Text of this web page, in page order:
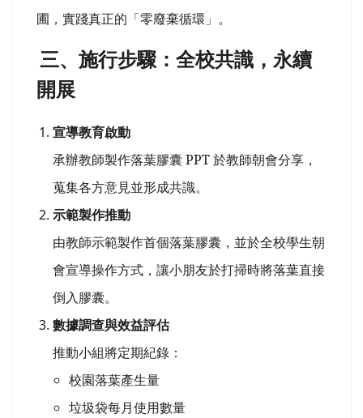
圃，實踐真正的「零廢棄循環」。
三、施行步驟：全校共識，永續
開展
宣導教育啟動
承辦教師製作落葉膠囊 PPT 於教師朝會分享，
蒐集各方意見並形成共識。
示範製作推動
由教師示範製作首個落葉膠囊，並於全校學生朝
會宣導操作方式，讓小朋友於打掃時將落葉直接
倒入膠囊。
數據調查與效益評估
推動小組將定期紀錄：
校園落葉產生量
垃圾袋每月使用數量